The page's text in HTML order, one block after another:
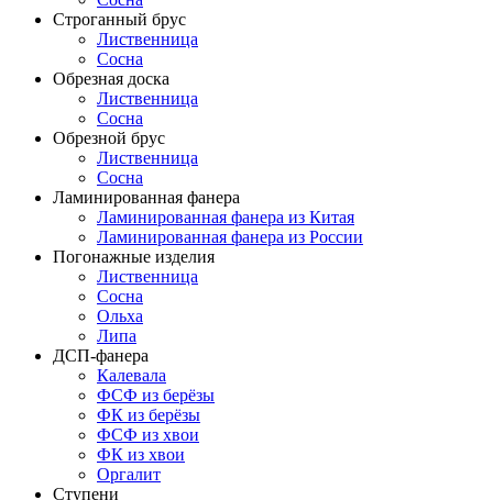
Строганный брус
Лиственница
Сосна
Обрезная доска
Лиственница
Сосна
Обрезной брус
Лиственница
Сосна
Ламинированная фанера
Ламинированная фанера из Китая
Ламинированная фанера из России
Погонажные изделия
Лиственница
Сосна
Ольха
Липа
ДСП-фанера
Калевала
ФСФ из берёзы
ФК из берёзы
ФСФ из хвои
ФК из хвои
Оргалит
Ступени